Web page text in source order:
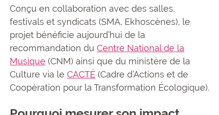
Conçu en collaboration avec des salles,
festivals et syndicats (SMA, Ekhoscènes), le
projet bénéficie aujourd’hui de la
recommandation du Centre National de la
Musique (CNM) ainsi que du ministère de la
Culture via le CACTÉ (Cadre d’Actions et de
Coopération pour la Transformation Écologique).